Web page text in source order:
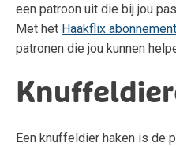
een patroon uit die bij jou
Met het Haakflix abonnement
patronen die jou kunnen
Een knuffeldier haken is de